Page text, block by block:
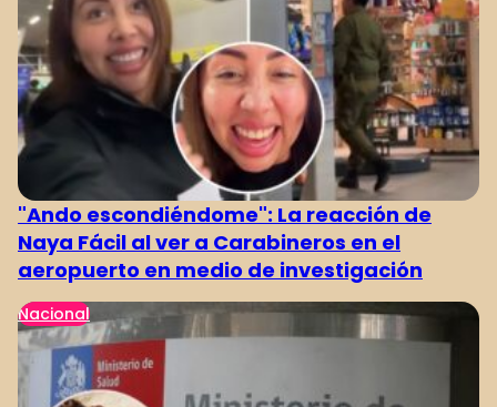
"Ando escondiéndome": La reacción de
Naya Fácil al ver a Carabineros en el
aeropuerto en medio de investigación
Nacional